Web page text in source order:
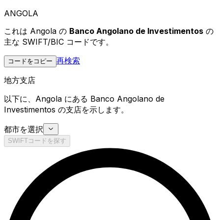
ANGOLA
これは Angola の Banco Angolano de Investimentos の
主な SWIFT/BIC コードです。
コードをコピー 再検索
地方支店
以下に、Angola にある Banco Angolano de
Investimentos の支店を示します。
都市を選択
SWIFTコードを探す